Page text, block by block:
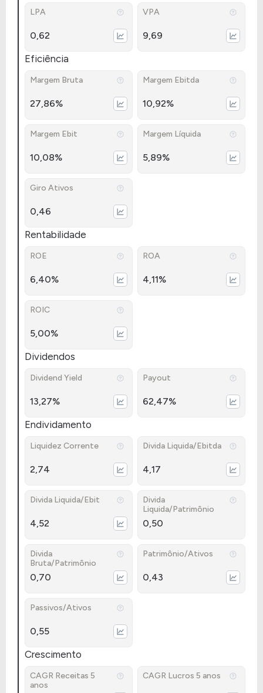
LPA
0,62
VPA
9,69
Eficiência
Margem Bruta
27,86%
Margem Ebitda
10,92%
Margem Ebit
10,08%
Margem Líquida
5,89%
Giro Ativos
0,46
Rentabilidade
ROE
6,40%
ROA
4,11%
ROIC
5,00%
Dividendos
Dividend Yield
13,27%
Payout
62,47%
Endividamento
Liquidez Corrente
2,74
Divida Liquida/Ebitda
4,17
Divida Liquida/Ebit
4,52
Divida
Liquida/Patrimônio
0,50
Divida
Bruta/Patrimônio
0,70
Patrimônio/Ativos
0,43
Passivos/Ativos
0,55
Crescimento
CAGR Receitas 5
anos
CAGR Lucros 5 anos